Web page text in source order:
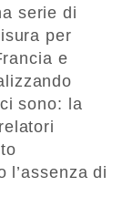
serie di
per
e
sono: la
l’assenza di